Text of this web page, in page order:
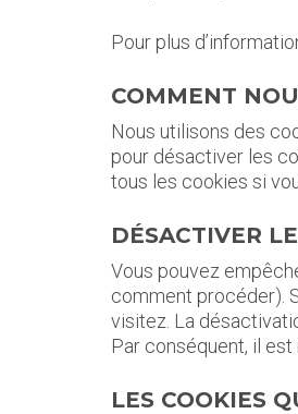
Pour plus
COMMENT
Nous utilisons des
pour désactiver les
tous les cookies si
DÉSACTIVER
Vous pouvez
comment procéder).
visitez. La
Par conséquent, il
LES COOKIES